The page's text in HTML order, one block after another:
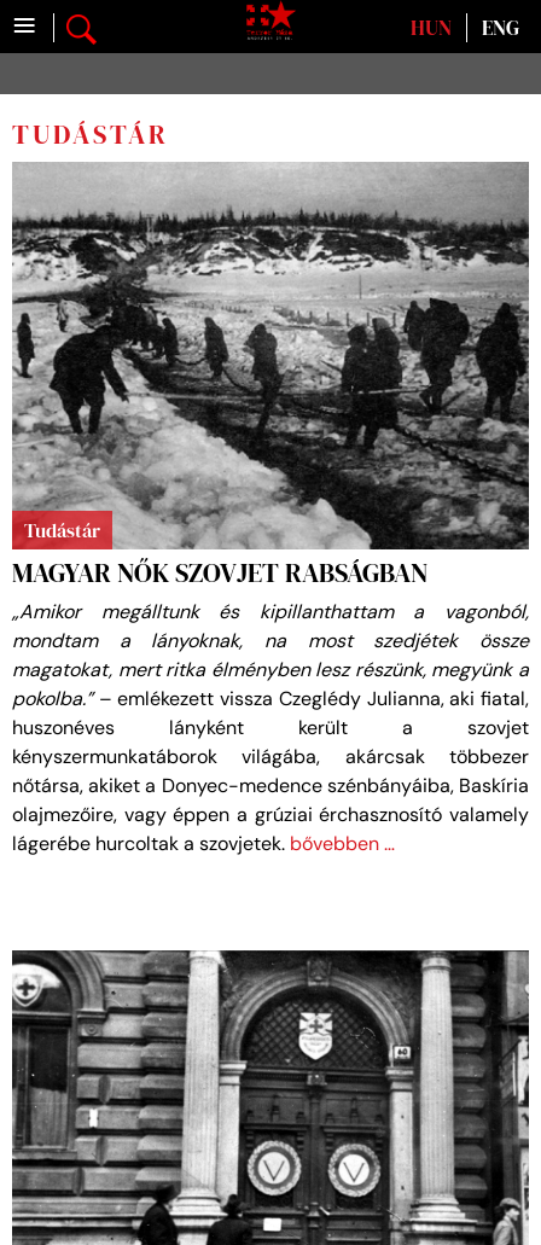
≡ Válasszon nyelvet
HUN ENG
TUDÁSTÁR
Tudástár
MAGYAR NŐK SZOVJET RABSÁGBAN
„Amikor megálltunk és kipillanthattam a vagonból,
mondtam a lányoknak, na most szedjétek össze
magatokat, mert ritka élményben lesz részünk, megyünk a
pokolba.”– emlékezett vissza Czeglédy Julianna, aki fiatal,
huszonéves lányként került a szovjet
kényszermunkatáborok világába, akárcsak többezer
nőtársa, akiket a Donyec-medence szénbányáiba, Baskíria
olajmezőire, vagy éppen a grúziai érchasznosító valamely
lágerébe hurcoltak a szovjetek. bővebben …